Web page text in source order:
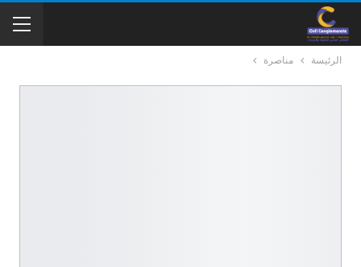
الرئيسة مناصرة